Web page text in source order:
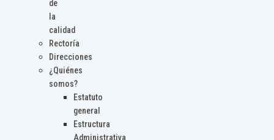
de
la
calidad
Rectoría
Direcciones
¿Quiénes
somos?
Estatuto
general
Estructura
Administrativa